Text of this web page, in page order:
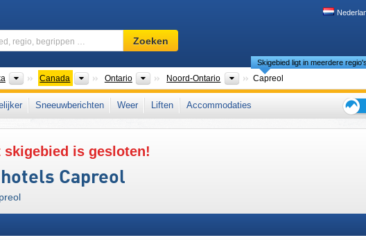
Skigebied,
regio,
…
Zoeken
Continenten
Canada LandenOntario Provincies
Noord-Ontario Regio's
Skigebied ligt in meerdere
Capreol
Canada Oost-Canada
Sneeuwberichten Weer Liften
Accommodaties
skigebied is gesloten!
Capreol